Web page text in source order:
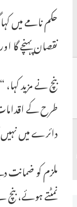
حکم نامے میں
نقصان پہنچے گا
بنچ نے مزید
طرح کے
دائرے میں
ملزم کو ضمانت
نمٹتے ہوئے،